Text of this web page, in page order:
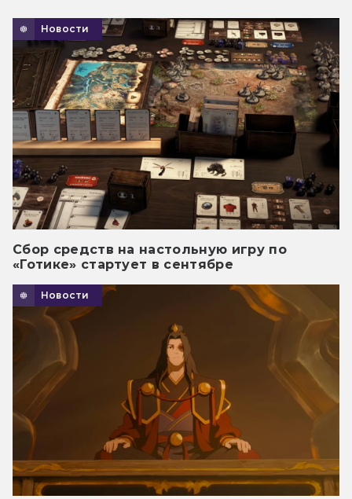
Новости
Сбор средств на настольную игру по
«Готике» стартует в сентябре
Новости